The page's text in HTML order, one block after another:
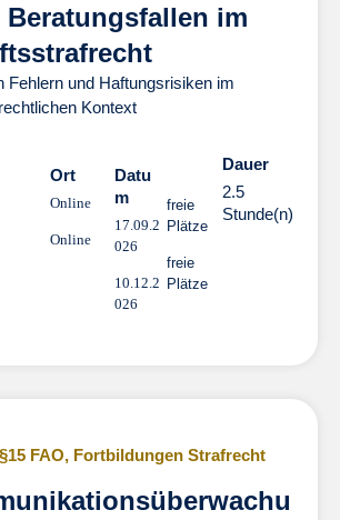
Beratungsfallen im
Fehlern und Haftungsrisiken im
Kontext
Ort
Online
Online
Datu
m
17.09.2
026
10.12.2
026
freie
Plätze
freie
Plätze
Dauer
2.5
Stunde(n)
FAO, Fortbildungen Strafrecht